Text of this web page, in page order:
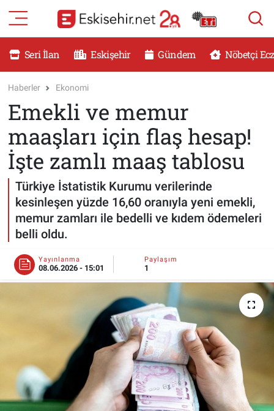
Seri İlan Eskişehir Gündem Nöbetçi
Haberler Ekonomi
Emekli ve memur
maaşları için flaş hesap!
İşte zamlı maaş tablosu
Türkiye İstatistik Kurumu verilerinde
kesinleşen yüzde 16,60 oranıyla yeni emekli,
memur zamları ile bedelli ve kıdem ödemeleri
belli oldu.
Yayınlanma
08.06.2026 - 15:01
Paylaşım
1
RESMİ İLANLAR
DÜNYA
SAĞLIK
MAGAZİN
KADIN
TEKNOLOJİ
YEMEK
ESKİŞEHİR NÖBETÇİ ECZANELER
Eskişehir Haber İçerikleri
Eskişehir Hava Durumu
Eskişehir Tramvay Saatleri
Eskişehir Nöbetçi Eczaneler
Eskişehir Namaz Vakitleri
Eskişehir Trafik Yoğunluk Haritası
Süper Lig Puan Durumu ve Fikstür
Tüm Manşetler
Son Dakika Haberleri
Haber Arşivi